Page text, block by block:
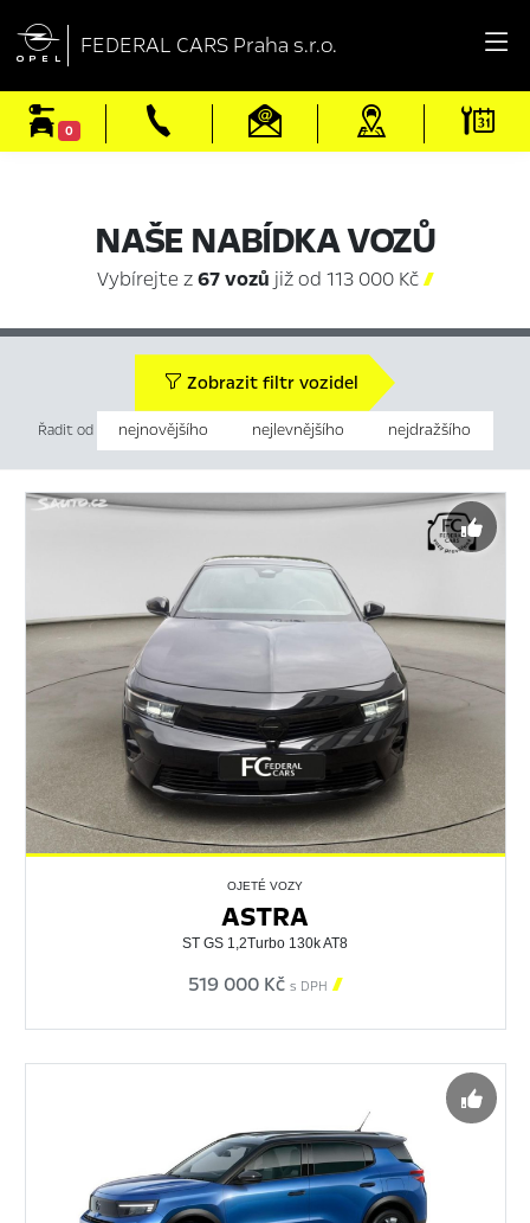
 FEDERAL CARS Praha s.r.o.
0
NAŠE NABÍDKA VOZŮ
Vybírejte z67 vozů již od 113 000 Kč
Zobrazit filtr vozidel
Řadit od nejnovějšího nejlevnějšího nejdražšího
OJETÉ VOZY
ASTRA
ST GS 1,2Turbo 130k AT8
519 000 Kč s DPH 